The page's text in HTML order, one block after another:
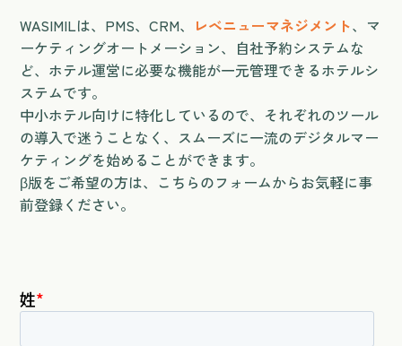
WASIMILは、PMS、CRM、 レベニューマネジメント、マ
ーケティングオートメーション、自社予約システムな
ど、ホテル運営に必要な機能が一元管理できるホテルシ
ステムです。
中小ホテル向けに特化しているので、それぞれのツール
の導入で迷うことなく、スムーズに一流のデジタルマー
ケティングを始めることができます。
β版をご希望の方は、こちらのフォームからお気軽に事
前登録ください。